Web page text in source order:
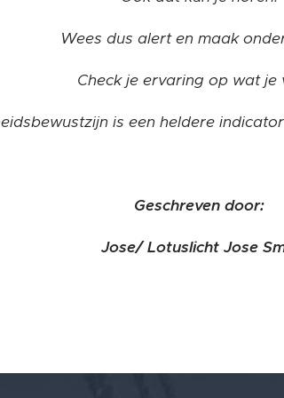
Wees dus alert en maak
Check je ervaring op wat je
is een heldere
Geschreven door:
Jose/ Lotuslicht Jose